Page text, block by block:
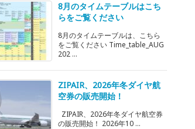
8月のタイムテーブルはこち
らをご覧ください
8月のタイムテーブルは、こちら
をご覧ください Time_table_AUG
202 ...
ZIPAIR、2026年冬ダイヤ航
空券の販売開始！
ZIPAIR、2026年冬ダイヤ航空券
の販売開始！ 2026年10 ...